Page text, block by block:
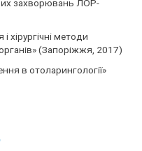
захворювань ЛОР-
хірургічні методи
(Запоріжжя, 2017)
в отоларингології»